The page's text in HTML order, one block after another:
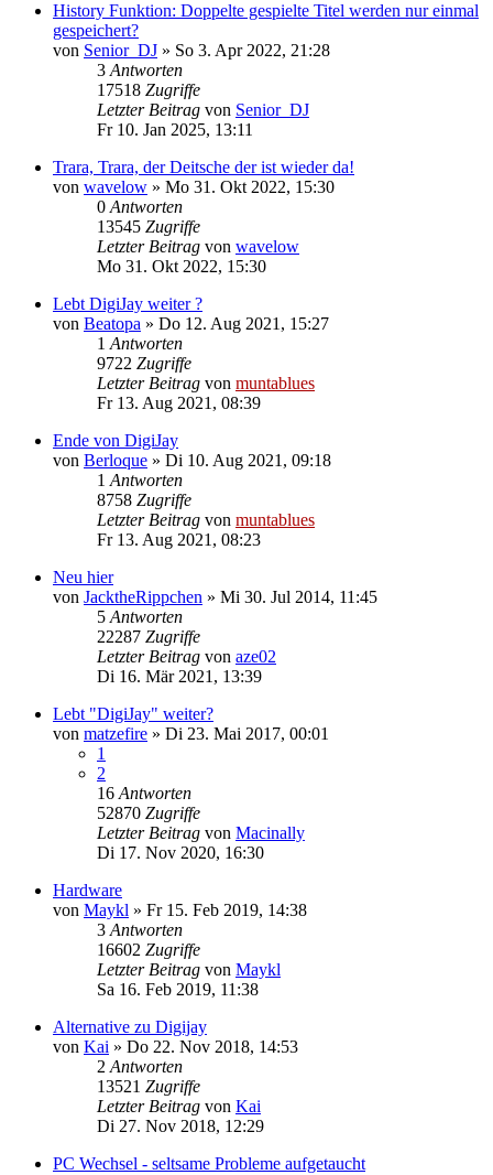
History Funktion: Doppelte gespielte Titel werden nur einmal
gespeichert?
von Senior_DJ » So 3. Apr 2022, 21:28
3 Antworten
17518 Zugriffe
Letzter Beitrag von Senior_DJ
Fr 10. Jan 2025, 13:11
Trara, Trara, der Deitsche der ist wieder da!
von wavelow » Mo 31. Okt 2022, 15:30
0 Antworten
13545 Zugriffe
Letzter Beitrag von wavelow
Mo 31. Okt 2022, 15:30
Lebt DigiJay weiter ?
von Beatopa » Do 12. Aug 2021, 15:27
1 Antworten
9722 Zugriffe
Letzter Beitrag von muntablues
Fr 13. Aug 2021, 08:39
Ende von DigiJay
von Berloque » Di 10. Aug 2021, 09:18
1 Antworten
8758 Zugriffe
Letzter Beitrag von muntablues
Fr 13. Aug 2021, 08:23
Neu hier
von JacktheRippchen » Mi 30. Jul 2014, 11:45
5 Antworten
22287 Zugriffe
Letzter Beitrag von aze02
Di 16. Mär 2021, 13:39
Lebt "DigiJay" weiter?
von matzefire » Di 23. Mai 2017, 00:01
1
2
16 Antworten
52870 Zugriffe
Letzter Beitrag von Macinally
Di 17. Nov 2020, 16:30
Hardware
von Maykl » Fr 15. Feb 2019, 14:38
3 Antworten
16602 Zugriffe
Letzter Beitrag von Maykl
Sa 16. Feb 2019, 11:38
Alternative zu Digijay
von Kai » Do 22. Nov 2018, 14:53
2 Antworten
13521 Zugriffe
Letzter Beitrag von Kai
Di 27. Nov 2018, 12:29
PC Wechsel - seltsame Probleme aufgetaucht